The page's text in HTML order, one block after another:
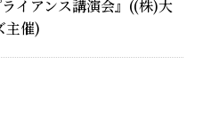
イアンス講演会』((株)大
主催)